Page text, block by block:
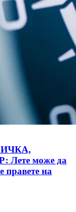
може да
правете на